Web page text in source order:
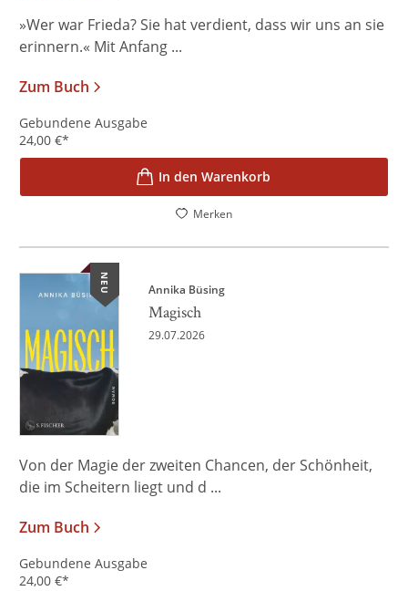
»Wer war Frieda? Sie hat verdient, dass wir uns an sie
erinnern.« Mit Anfang ...
Zum Buch
Gebundene Ausgabe
24,00 €*
In den Warenkorb
Merken
NEU Annika Büsing
Magisch
29.07.2026
Von der Magie der zweiten Chancen, der Schönheit,
die im Scheitern liegt und d ...
Zum Buch
Gebundene Ausgabe
24,00 €*